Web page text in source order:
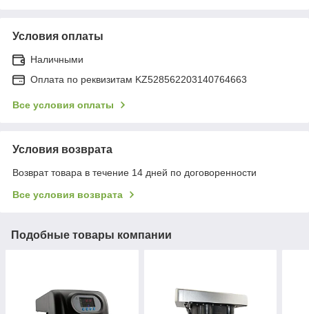
Условия оплаты
Наличными
Оплата по реквизитам KZ528562203140764663
Все условия оплаты
Условия возврата
Возврат товара в течение 14 дней по договоренности
Все условия возврата
Подобные товары компании